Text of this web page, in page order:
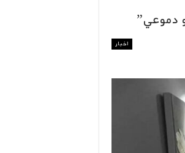
دموعي”
اخبار